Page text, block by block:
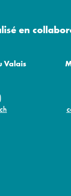
en
Valais